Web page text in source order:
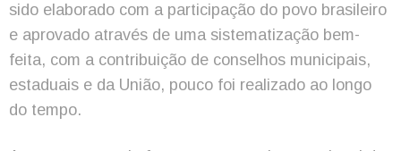
sido elaborado com a participação do povo brasileiro
e aprovado através de uma sistematização bem-
feita, com a contribuição de conselhos municipais,
estaduais e da União, pouco foi realizado ao longo
do tempo.